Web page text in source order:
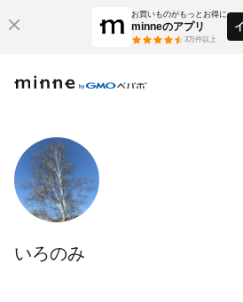
お買いものがもっとお得に
minneのアプリ
3万件以上
いろのみ